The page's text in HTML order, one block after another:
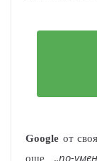
Google от
още „по-умен